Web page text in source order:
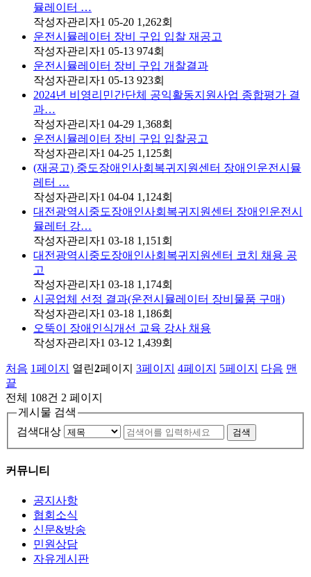
뮬레이터 …
작성자관리자1 05-20 1,262회
운전시뮬레이터 장비 구입 입찰 재공고
작성자관리자1 05-13 974회
운전시뮬레이터 장비 구입 개찰결과
작성자관리자1 05-13 923회
2024년 비영리민간단체 공익활동지원사업 종합평가 결
과…
작성자관리자1 04-29 1,368회
운전시뮬레이터 장비 구입 입찰공고
작성자관리자1 04-25 1,125회
(재공고) 중도장애인사회복귀지원센터 장애인운전시뮬
레터 …
작성자관리자1 04-04 1,124회
대전광역시중도장애인사회복귀지원센터 장애인운전시
뮬레터 강…
작성자관리자1 03-18 1,151회
대전광역시중도장애인사회복귀지원센터 코치 채용 공
고
작성자관리자1 03-18 1,174회
시공업체 선정 결과(운전시뮬레이터 장비물품 구매)
작성자관리자1 03-18 1,186회
오뚝이 장애인식개선 교육 강사 채용
작성자관리자1 03-12 1,439회
처음 1페이지 열린2페이지 3페이지 4페이지 5페이지 다음 맨
끝
전체 108건 2 페이지
게시물 검색
검색대상
검색
커뮤니티
공지사항
협회소식
신문&방송
민원상담
자유게시판